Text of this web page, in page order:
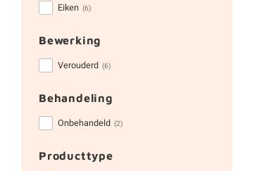
Eiken (6)
Bewerking
Verouderd (6)
Behandeling
Onbehandeld (2)
Producttype